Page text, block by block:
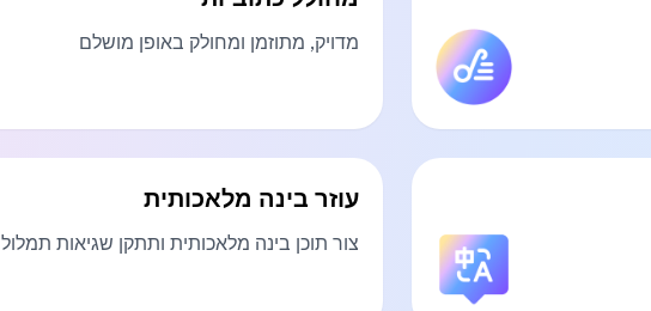
מדויק, מתוזמן ומחולק באופן מושלם
עוזר בינה מלאכותית
צור תוכן בינה מלאכותית ותתקן שגיאות תמלול